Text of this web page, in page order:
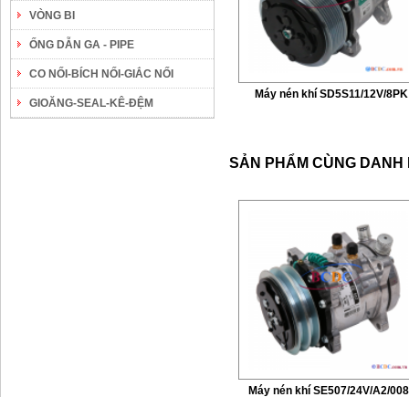
VÒNG BI
ỐNG DẪN GA - PIPE
CO NỐI-BÍCH NỐI-GIẮC NỐI
GIOĂNG-SEAL-KÊ-ĐỆM
Máy nén khí SD5S11/12V/8PK
SẢN PHẨM CÙNG
Máy nén khí SE507/24V/A2/